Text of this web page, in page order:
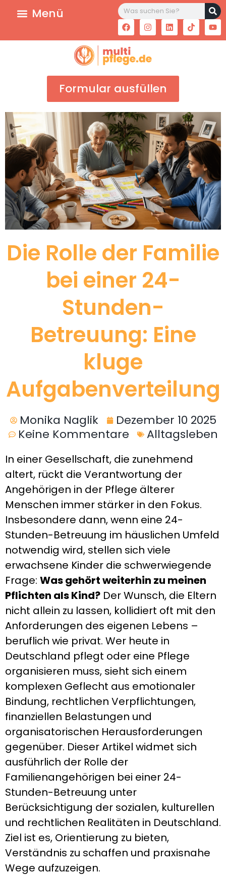
Formular ausfüllen
Die Rolle der Familie
bei einer 24-
Stunden-
Betreuung: Eine
kluge
Aufgabenverteilung
Monika Naglik
Dezember 10 2025
Keine Kommentare
Alltagsleben
In einer Gesellschaft, die zunehmend
altert, rückt die Verantwortung der
Angehörigen in der Pflege älterer
Menschen immer stärker in den Fokus.
Insbesondere dann, wenn eine 24-
Stunden-Betreuung im häuslichen Umfeld
notwendig wird, stellen sich viele
erwachsene Kinder die schwerwiegende
Frage: Was gehört weiterhin zu meinen
Pflichten als Kind? Der Wunsch, die Eltern
nicht allein zu lassen, kollidiert oft mit den
Anforderungen des eigenen Lebens –
beruflich wie privat. Wer heute in
Deutschland pflegt oder eine Pflege
organisieren muss, sieht sich einem
komplexen Geflecht aus emotionaler
Bindung, rechtlichen Verpflichtungen,
finanziellen Belastungen und
organisatorischen Herausforderungen
gegenüber. Dieser Artikel widmet sich
ausführlich der Rolle der
Familienangehörigen bei einer 24-
Stunden-Betreuung unter
Berücksichtigung der sozialen, kulturellen
und rechtlichen Realitäten in Deutschland.
Ziel ist es, Orientierung zu bieten,
Verständnis zu schaffen und praxisnahe
Wege aufzuzeigen.